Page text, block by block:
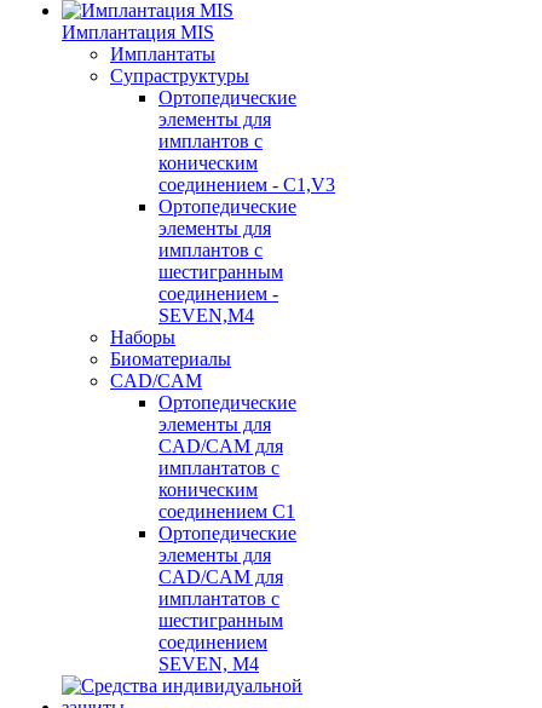
Имплантация MIS
Имплантаты
Супраструктуры
Ортопедические
элементы для
имплантов с
коническим
соединением - C1,V3
Ортопедические
элементы для
имплантов с
шестигранным
соединением -
SEVEN,M4
Наборы
Биоматериалы
CAD/CAM
Ортопедические
элементы для
CAD/CAM для
имплантатов с
коническим
соединением С1
Ортопедические
элементы для
CAD/CAM для
имплантатов с
шестигранным
соединением
SEVEN, М4